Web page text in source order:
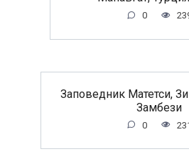
0
Заповедник Матетси,
Замбези
0